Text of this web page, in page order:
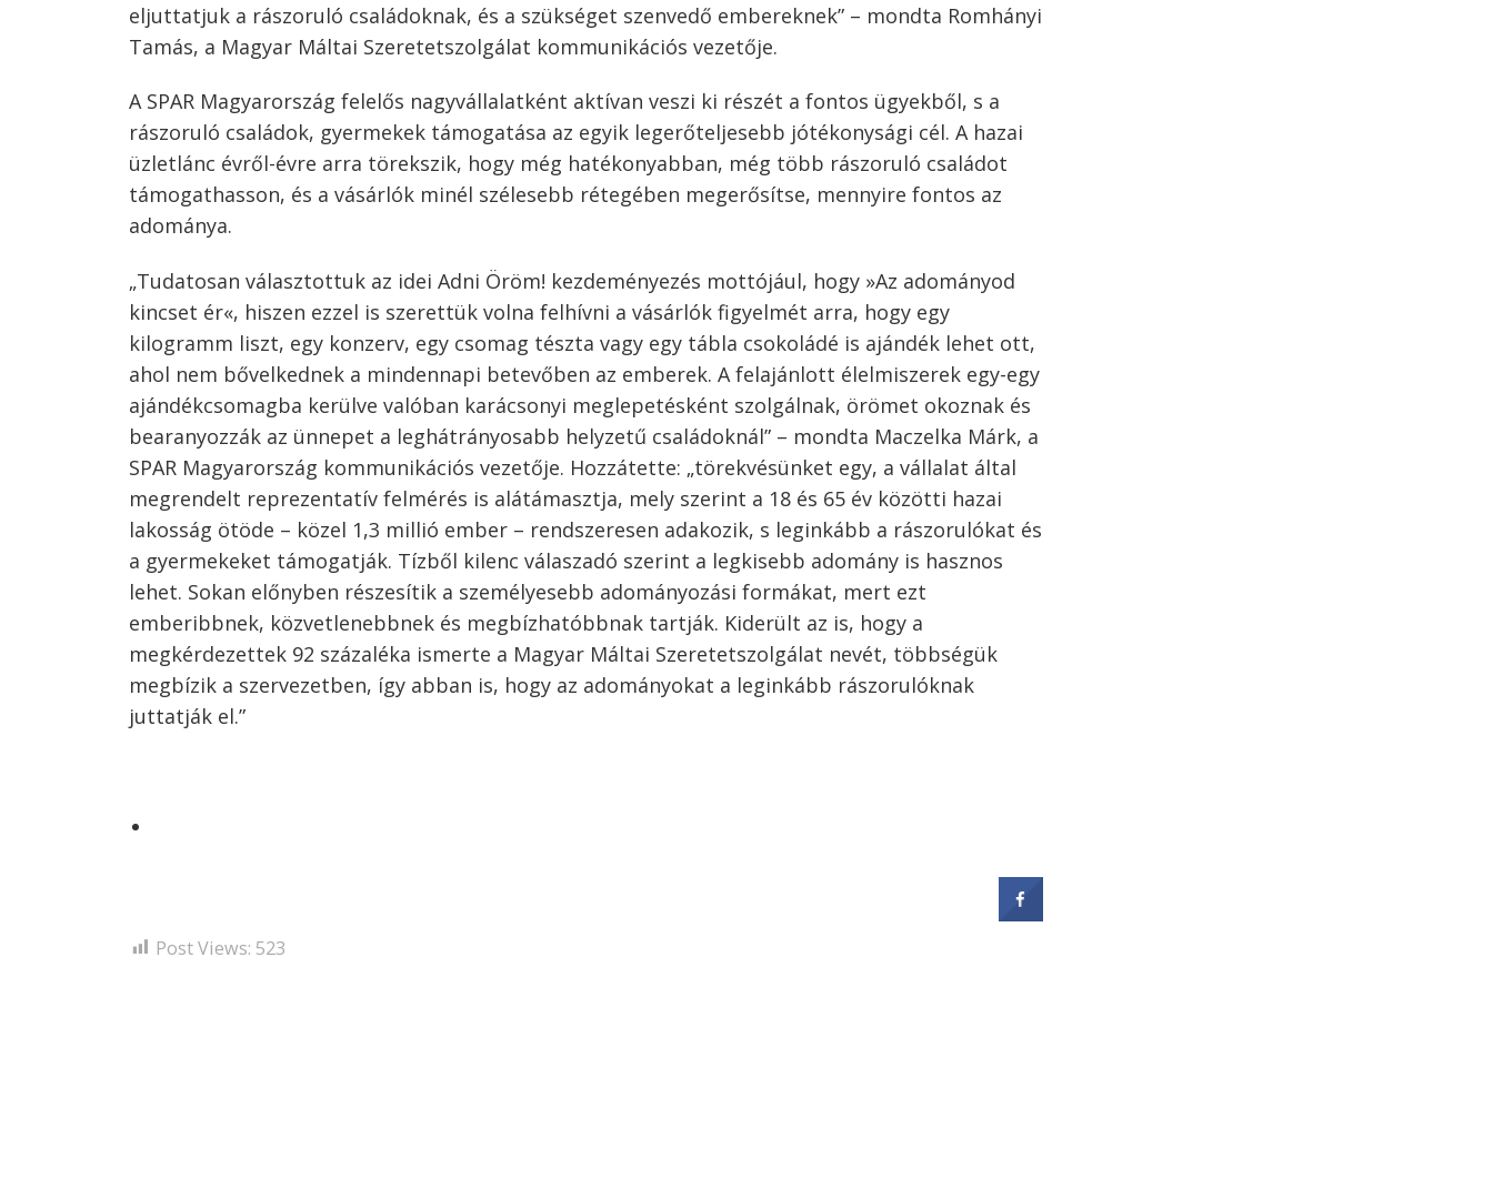
eljuttatjuk a rászoruló családoknak, és a szükséget szenvedő embereknek” – mondta Romhányi
Tamás, a Magyar Máltai Szeretetszolgálat kommunikációs vezetője.
A SPAR Magyarország felelős nagyvállalatként aktívan veszi ki részét a fontos ügyekből, s a
rászoruló családok, gyermekek támogatása az egyik legerőteljesebb jótékonysági cél. A hazai
üzletlánc évről-évre arra törekszik, hogy még hatékonyabban, még több rászoruló családot
támogathasson, és a vásárlók minél szélesebb rétegében megerősítse, mennyire fontos az
adománya.
„Tudatosan választottuk az idei Adni Öröm! kezdeményezés mottójául, hogy »Az adományod
kincset ér«, hiszen ezzel is szerettük volna felhívni a vásárlók figyelmét arra, hogy egy
kilogramm liszt, egy konzerv, egy csomag tészta vagy egy tábla csokoládé is ajándék lehet ott,
ahol nem bővelkednek a mindennapi betevőben az emberek. A felajánlott élelmiszerek egy-egy
ajándékcsomagba kerülve valóban karácsonyi meglepetésként szolgálnak, örömet okoznak és
bearanyozzák az ünnepet a leghátrányosabb helyzetű családoknál” – mondta Maczelka Márk, a
SPAR Magyarország kommunikációs vezetője. Hozzátette: „törekvésünket egy, a vállalat által
megrendelt reprezentatív felmérés is alátámasztja, mely szerint a 18 és 65 év közötti hazai
lakosság ötöde – közel 1,3 millió ember – rendszeresen adakozik, s leginkább a rászorulókat és
a gyermekeket támogatják. Tízből kilenc válaszadó szerint a legkisebb adomány is hasznos
lehet. Sokan előnyben részesítik a személyesebb adományozási formákat, mert ezt
emberibbnek, közvetlenebbnek és megbízhatóbbnak tartják. Kiderült az is, hogy a
megkérdezettek 92 százaléka ismerte a Magyar Máltai Szeretetszolgálat nevét, többségük
megbízik a szervezetben, így abban is, hogy az adományokat a leginkább rászorulóknak
juttatják el.”
Post Views: 523